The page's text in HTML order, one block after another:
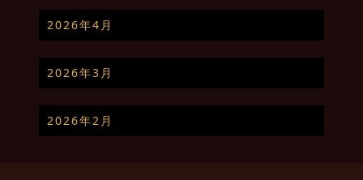
2026年4月
2026年3月
2026年2月